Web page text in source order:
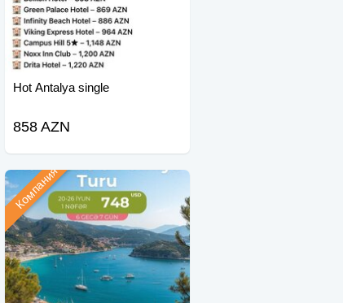
Hot Antalya single
858 AZN
Компания